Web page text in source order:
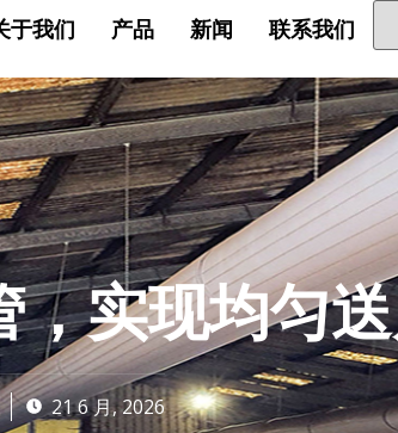
于我们 产品 新闻 联系我们
实现均匀
21 6 月, 2026